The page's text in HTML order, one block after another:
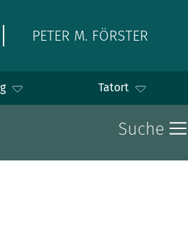
PETER M. FÖRSTER
Tatort
Suche